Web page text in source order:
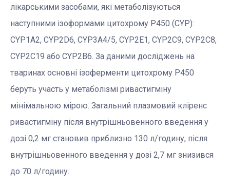
лікарськими засобами, які метаболізуються
наступними ізоформами цитохрому Р450 (CYP):
CYP1A2, CYP2D6, CYP3A4/5, CYP2E1, CYP2C9, CYP2C8,
CYP2C19 або CYP2B6. За даними досліджень на
тваринах основні ізоферменти цитохрому Р450
беруть участь у метаболізмі ривастигміну
мінімальною мірою. Загальний плазмовий кліренс
ривастигміну після внутрішньовенного введення у
дозі 0,2 мг становив приблизно 130 л/годину, після
внутрішньовенного введення у дозі 2,7 мг знизився
до 70 л/годину.